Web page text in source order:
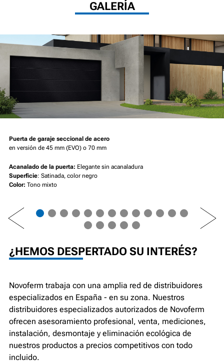
GALERÍA
Puerta de garaje seccional de acero
en versión de 45 mm (EVO) o 70 mm
Acanalado de la puerta: Elegante sin acanaladura
Superficie: Satinada, color negro
Color: Tono mixto
PREV NEXT
¿HEMOS DESPERTADO SU INTERÉS?
Novoferm trabaja con una amplia red de distribuidores
especializados en España - en su zona. Nuestros
distribuidores especializados autorizados de Novoferm
ofrecen asesoramiento profesional, venta, mediciones,
instalación, desmontaje y eliminación ecológica de
nuestros productos a precios competitivos con todo
incluido.